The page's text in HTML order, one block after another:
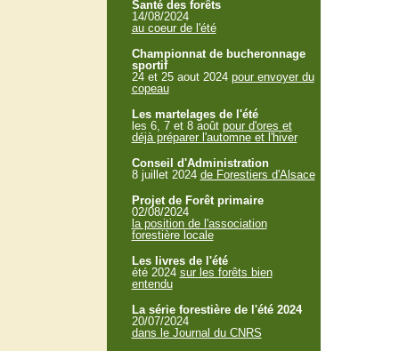
Santé des forêts
14/08/2024
au coeur de l'été
Championnat de bucheronnage
sportif
24 et 25 aout 2024 pour envoyer du
copeau
Les martelages de l'été
les 6, 7 et 8 août pour d'ores et
déjà préparer l'automne et l'hiver
Conseil d'Administration
8 juillet 2024 de Forestiers d'Alsace
Projet de Forêt primaire
02/08/2024
la position de l'association
forestière locale
Les livres de l'été
été 2024 sur les forêts bien
entendu
La série forestière de l'été 2024
20/07/2024
dans le Journal du CNRS